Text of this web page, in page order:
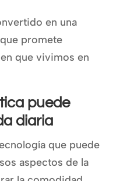
en una
promete
que vivimos en
puede
diaria
que puede
aspectos de la